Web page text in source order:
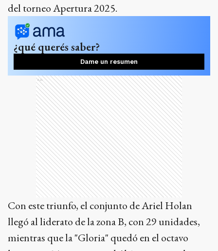
del torneo Apertura 2025.
¿qué querés saber?
Dame un resumen
Ads
Con este triunfo, el conjunto de Ariel Holan
llegó al liderato de la zona B, con 29 unidades,
mientras que la "Gloria" quedó en el octavo